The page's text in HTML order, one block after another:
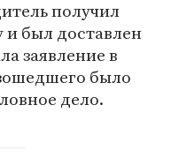
получил
и был доставлен
заявление в
было
дело.